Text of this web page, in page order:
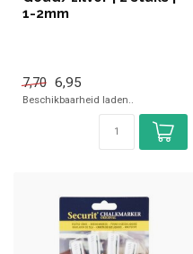
1-2mm
7,70 6,95
Beschikbaarheid laden..